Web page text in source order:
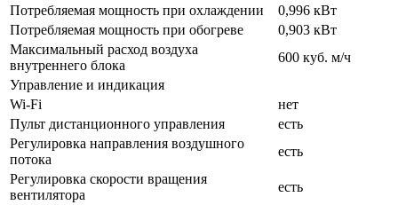
Потребляемая мощность при охлаждении
0,996 кВт
Потребляемая мощность при обогреве
0,903 кВт
Максимальный расход воздуха
внутреннего блока
600 куб. м/ч
Управление и индикация
Wi-Fi
нет
Пульт дистанционного управления
есть
Регулировка направления воздушного
потока
есть
Регулировка скорости вращения
вентилятора
есть